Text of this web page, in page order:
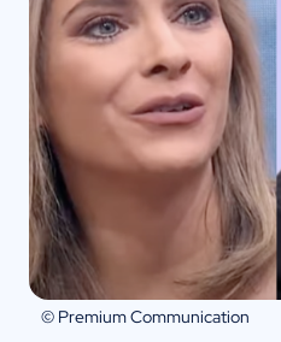
© Premium Communication